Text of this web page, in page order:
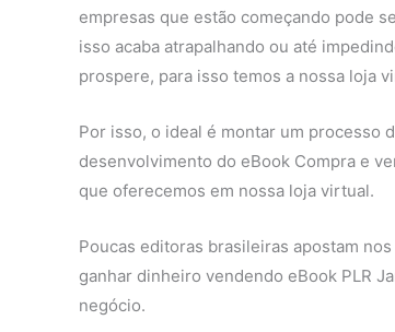
empresas que estão começando pode
isso acaba atrapalhando ou até
prospere, para isso temos a nossa loja
Por isso, o ideal é montar um processo
desenvolvimento do eBook Compra e
que oferecemos em nossa loja virtual.
Poucas editoras brasileiras apostam
ganhar dinheiro vendendo eBook PLR
negócio.